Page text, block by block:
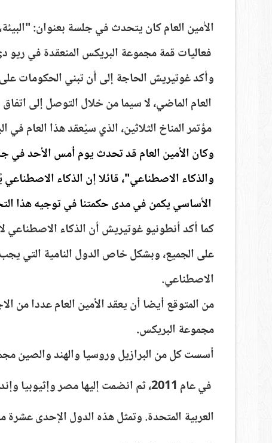
الأمين العام كان يتحدث في جلسة بعنوان:
فعاليات قمة مجموعة البريكس المنعقدة في ريو
وأكد غوتيريش الحاجة إلى أن تبني الحكومات
العام الماضي، لا سيما من خلال التوصل إلى
مؤتمر المناخ الثلاثين، الذي سيُعقد هذا العام في
وكان الأمين العام قد تحدث يوم أمس الأحدفي
والذكاء الاصطناعي"، قائلا إن الذكاء
الأساسي يكمن في مدى حكمتنا في توجيه هذا
كما أكد أنطونيو غوتيريش أن الذكاء الاصطناعي
على الجميع، وبشكل خاص الدول النامية التي
الاصطناعي.
من المتوقع أيضا أن يعقد الأمين العام عددا من
مجموعة البريكس.
أسست كل من البرازيل وروسيا والهند والصين مجموعة البريكس في
في عام 2011، ثم انضمت إليها مصر وإثيوبيا وإندونيسيا وإيران والمملكة العربية السعودية والإمارات
العربية المتحدة. وتمثل هذه الدول الإحدى